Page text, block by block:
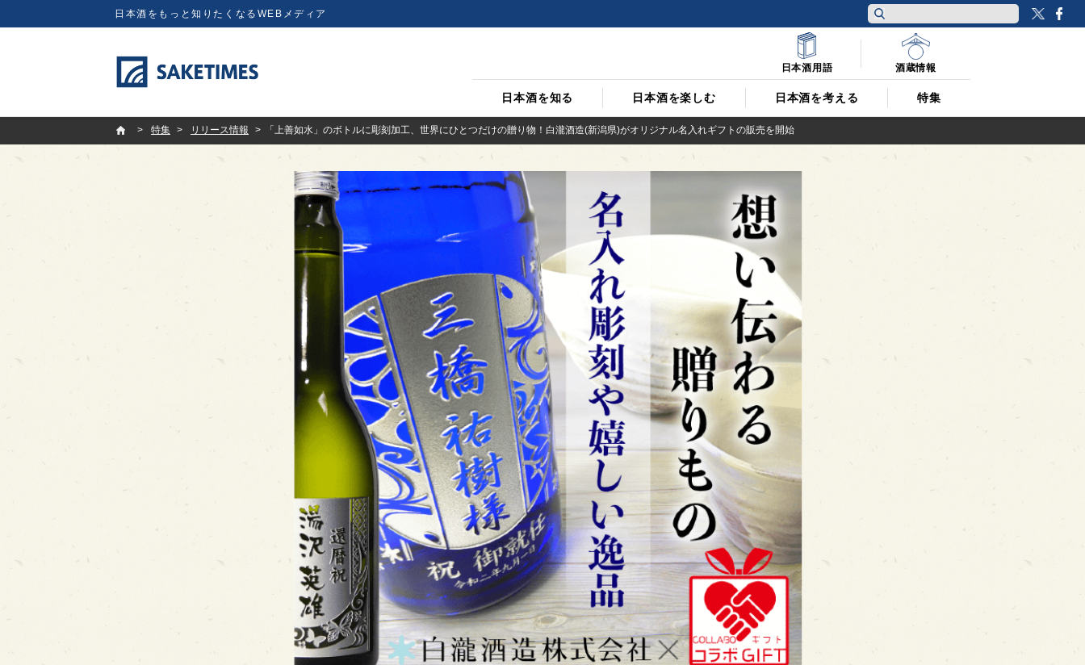
日本酒をもっと知りたくなるWEBメディア
日本酒を知る 日本酒を楽しむ 日本酒を考える 特集
日本酒用語 酒蔵情報
SAKETIMES
特集
リリース情報 「上善如水」のボトルに彫刻加工、世界にひとつだけの贈り物！白瀧酒造(新潟県)がオリジナル名入れギフトの販売を開始